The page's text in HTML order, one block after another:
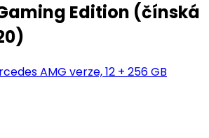
Edition (čínská
AMG verze, 12 + 256 GB